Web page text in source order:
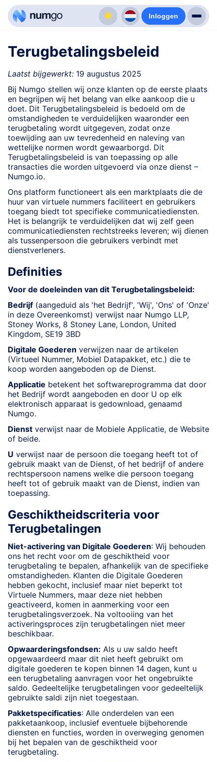
Inloggen
Terugbetalingsbeleid
Laatst bijgewerkt: 19 augustus 2025
Bij Numgo stellen wij onze klanten op de eerste plaats
en begrijpen wij het belang van elke aankoop die u
doet. Dit Terugbetalingsbeleid is bedoeld om de
omstandigheden te verduidelijken waaronder een
terugbetaling wordt uitgegeven, zodat onze
toewijding aan uw tevredenheid en naleving van
wettelijke normen wordt gewaarborgd. Dit
Terugbetalingsbeleid is van toepassing op alle
transacties die worden uitgevoerd via onze dienst –
Numgo.io.
Ons platform functioneert als een marktplaats die de
huur van virtuele nummers faciliteert en gebruikers
toegang biedt tot specifieke communicatiediensten.
Het is belangrijk te verduidelijken dat wij zelf geen
communicatiediensten rechtstreeks leveren; wij dienen
als tussenpersoon die gebruikers verbindt met
dienstverleners.
Definities
Voor de doeleinden van dit Terugbetalingsbeleid:
Bedrijf (aangeduid als 'het Bedrijf', 'Wij', 'Ons' of 'Onze'
in deze Overeenkomst) verwijst naar Numgo LLP,
Stoney Works, 8 Stoney Lane, London, United
Kingdom, SE19 3BD
Digitale Goederen verwijzen naar de artikelen
(Virtueel Nummer, Mobiel Datapakket, etc.) die te
koop worden aangeboden op de Dienst.
Applicatie betekent het softwareprogramma dat door
het Bedrijf wordt aangeboden en door U op elk
elektronisch apparaat is gedownload, genaamd
Numgo.
Dienst verwijst naar de Mobiele Applicatie, de Website
of beide.
U verwijst naar de persoon die toegang heeft tot of
gebruik maakt van de Dienst, of het bedrijf of andere
rechtspersoon namens welke die persoon toegang
heeft tot of gebruik maakt van de Dienst, indien van
toepassing.
Geschiktheidscriteria voor
Terugbetalingen
Niet-activering van Digitale Goederen: Wij behouden
ons het recht voor om de geschiktheid voor
terugbetaling te bepalen, afhankelijk van de specifieke
omstandigheden. Klanten die Digitale Goederen
hebben gekocht, inclusief maar niet beperkt tot
Virtuele Nummers, maar deze niet hebben
geactiveerd, komen in aanmerking voor een
terugbetalingsverzoek. Na voltooiing van het
activeringsproces zijn terugbetalingen niet meer
beschikbaar.
Opwaarderingsfondsen: Als u uw saldo heeft
opgewaardeerd maar dit niet heeft gebruikt om
digitale goederen te kopen binnen 14 dagen, kunt u
een terugbetaling aanvragen voor het ongebruikte
saldo. Gedeeltelijke terugbetalingen voor gedeeltelijk
gebruikte saldi zijn niet toegestaan.
Pakketspecificaties: Alle onderdelen van een
pakketaankoop, inclusief eventuele bijbehorende
diensten en functies, worden in overweging genomen
bij het bepalen van de geschiktheid voor
terugbetaling.